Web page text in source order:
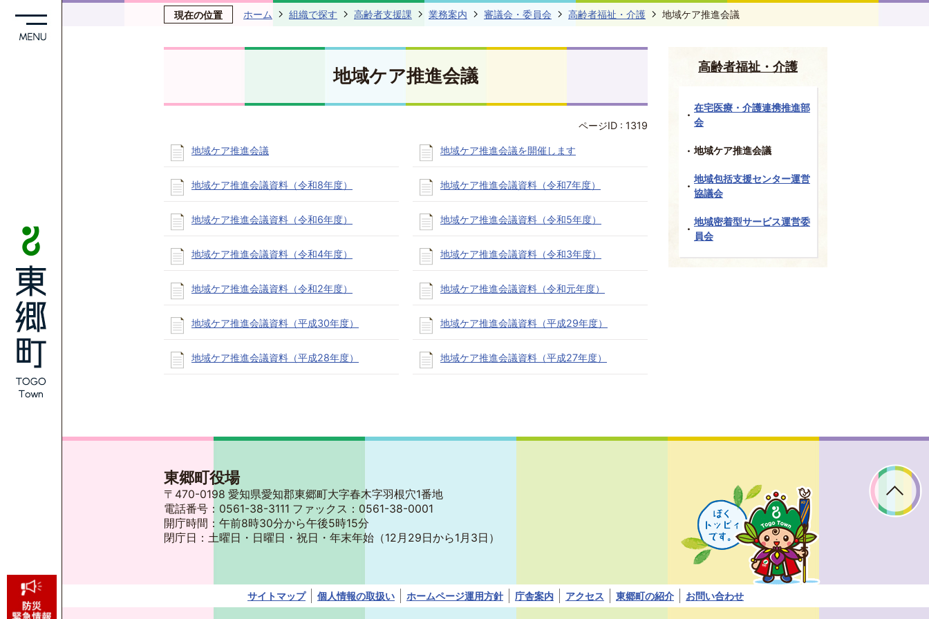
現在の位置 ホーム 組織で探す 高齢者支援課 業務案内 審議会・委員会 高齢者福祉・介護 地域ケア推進会議
地域ケア推進会議
ページID : 1319
地域ケア推進会議 地域ケア推進会議を開催します
地域ケア推進会議資料（令和8年度） 地域ケア推進会議資料（令和7年度）
地域ケア推進会議資料（令和6年度） 地域ケア推進会議資料（令和5年度）
地域ケア推進会議資料（令和4年度） 地域ケア推進会議資料（令和3年度）
地域ケア推進会議資料（令和2年度） 地域ケア推進会議資料（令和元年度）
地域ケア推進会議資料（平成30年度） 地域ケア推進会議資料（平成29年度）
地域ケア推進会議資料（平成28年度） 地域ケア推進会議資料（平成27年度）
高齢者福祉・介護
在宅医療・介護連携推進部
会
地域ケア推進会議
地域包括支援センター運営
協議会
地域密着型サービス運営委
員会
東郷町役場
〒470-0198 愛知県愛知郡東郷町大字春木字羽根穴1番地
電話番号：0561-38-3111 ファックス：0561-38-0001
開庁時間：午前8時30分から午後5時15分
閉庁日：土曜日・日曜日・祝日・年末年始 （12月29日から1月3日）
ッ
ピ
す。
サイトマップ 個人情報の取扱い ホームページ運用方針 庁舎案内 アクセス 東郷町の紹介 お問い合わせ